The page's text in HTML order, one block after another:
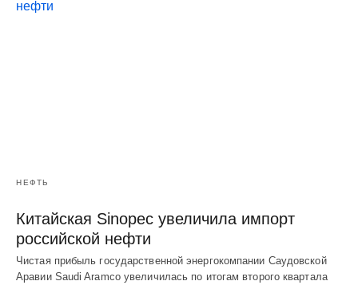
НЕФТЬ
Китайская Sinopec увеличила импорт
российской нефти
Чистая прибыль государственной энергокомпании Саудовской
Аравии Saudi Aramco увеличилась по итогам второго квартала